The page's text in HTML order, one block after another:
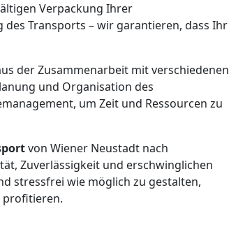
Verpackung Ihrer
Transports – wir garantieren, dass Ihr
der Zusammenarbeit mit verschiedenen
und Organisation des
um Zeit und Ressourcen zu
von Wiener Neustadt nach
Zuverlässigkeit und erschwinglichen
stressfrei wie möglich zu gestalten,
profitieren.